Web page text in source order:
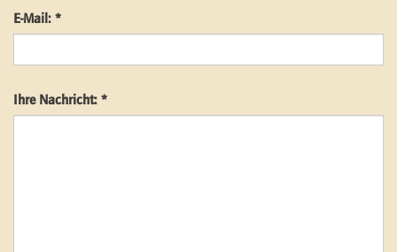
E-Mail: *
Ihre Nachricht: *